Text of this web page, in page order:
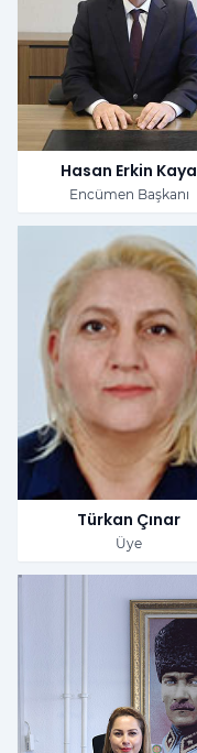
Hasan Erkin Kaya
Encümen Başkanı
Türkan Çınar
Üye